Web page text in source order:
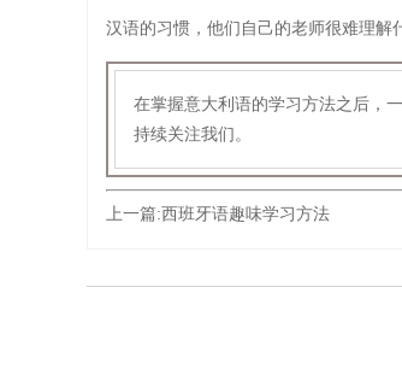
汉语的习惯，他们自己的老师很难理解
在掌握意大利语的学习方法之后，
持续关注我们。
上一篇:西班牙语趣味学习方法